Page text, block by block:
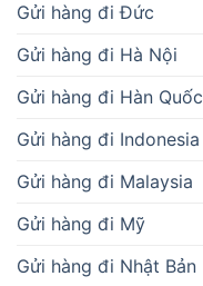
Gửi hàng đi Đức
Gửi hàng đi Hà Nội
Gửi hàng đi Hàn Quốc
Gửi hàng đi Indonesia
Gửi hàng đi Malaysia
Gửi hàng đi Mỹ
Gửi hàng đi Nhật Bản